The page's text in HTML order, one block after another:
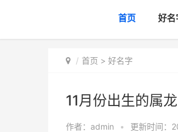
首页 好名
首页 > 好名字
11月份出生的属
作者： admin • 更新时间：